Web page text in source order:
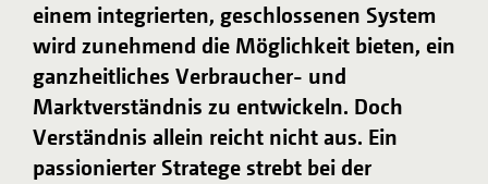
einem integrierten, geschlossenen System
wird zunehmend die Möglichkeit bieten, ein
ganzheitliches Verbraucher- und
Marktverständnis zu entwickeln. Doch
Verständnis allein reicht nicht aus. Ein
passionierter Stratege strebt bei der
bevorzugter Partner für Innovator-
Pharmaunternehmen zu werden.